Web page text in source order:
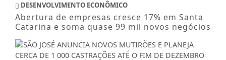
DESENVOLVIMENTO ECONÔMICO
Abertura de empresas cresce 17% em Santa
Catarina e soma quase 99 mil novos negócios